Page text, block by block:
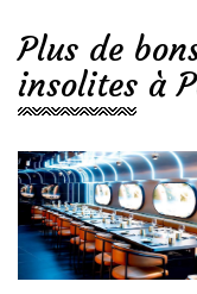
Plus de
insolites à